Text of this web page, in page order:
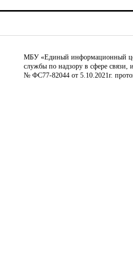
МБУ «Единый информационный
службы по надзору в сфере
№ ФС77-82044 от 5.10.2021г.